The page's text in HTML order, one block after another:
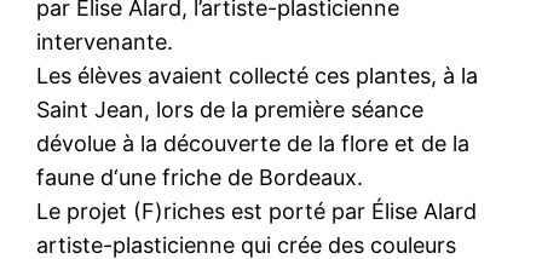
par Élise Alard, l’artiste-plasticienne
intervenante.
Les élèves avaient collecté ces plantes, à la
Saint Jean, lors de la première séance
dévolue à la découverte de la flore et de la
faune d‘une friche de Bordeaux.
Le projet (F)riches est porté par Élise Alard
artiste-plasticienne qui crée des couleurs